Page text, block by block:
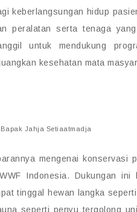
keberlangsungan hidup
peralatan serta tenaga
untuk mendukung
kesehatan mata
Jahja Setiaatmadja
mengenai konservasi
Indonesia. Dukungan ini
tinggal hewan langka
seperti penyu tergolong